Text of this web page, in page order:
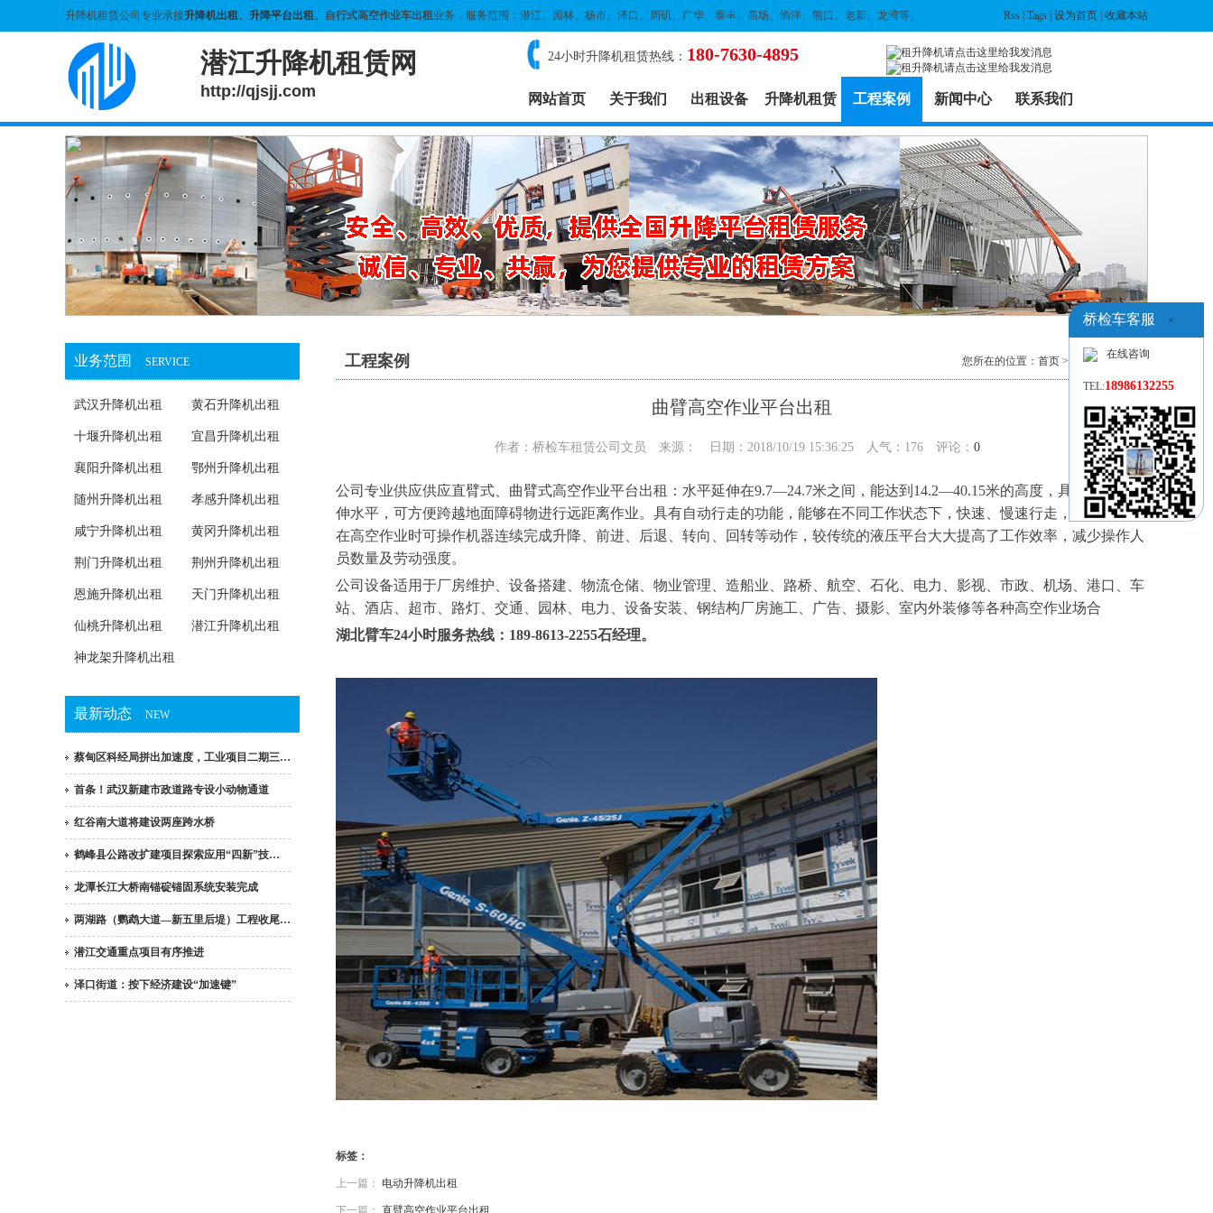
升降机租赁公司专业承接升降机出租、 升降平台出租、自行式高空作业车出租业务，服务范围：潜江、园林、杨市、泽口、周矶、广华、泰丰、高场、渔洋、熊口、老新、龙湾等。 Rss Tags 设为首页 收藏本站
潜江升降机租赁网
http://qjsjj.com
24小时升降机租赁热线： 180-7630-4895
网站首页 关于我们 出租设备 升降机租赁 工程案例 新闻中心 联系我们
业务范围 SERVICE
武汉升降机出租 黄石升降机出租
十堰升降机出租 宜昌升降机出租
襄阳升降机出租 鄂州升降机出租
随州升降机出租 孝感升降机出租
咸宁升降机出租 黄冈升降机出租
荆门升降机出租 荆州升降机出租
恩施升降机出租 天门升降机出租
仙桃升降机出租 潜江升降机出租
神龙架升降机出租
最新动态 NEW
蔡甸区科经局拼出加速度，工业项目二期三…
首条！武汉新建市政道路专设小动物通道
红谷南大道将建设两座跨水桥
鹤峰县公路改扩建项目探索应用“四新”技…
龙潭长江大桥南锚碇锚固系统安装完成
两湖路（鹦鹉大道—新五里后堤）工程收尾…
潜江交通重点项目有序推进
泽口街道：按下经济建设“加速键”
您所在的位置： 首页 > 工程案例> 列表
工程案例
曲臂高空作业平台出租
作者：桥检车租赁公司文员 来源： 日期：2018/10/19 15:36:25 人气： 176 评论： 0
公司专业供应供应直臂式、曲臂式高空作业平台出租：水平延伸在9.7—24.7米之间，能达到14.2—40.15米的高度，具有较强的延
伸水平，可方便跨越地面障碍物进行远距离作业。具有自动行走的功能，能够在不同工作状态下，快速、慢速行走，只需一个人
在高空作业时可操作机器连续完成升降、前进、后退、转向、回转等动作，较传统的液压平台大大提高了工作效率，减少操作人
员数量及劳动强度。
公司设备适用于厂房维护、设备搭建、物流仓储、物业管理、造船业、路桥、航空、石化、电力、影视、市政、机场、港口、车
站、酒店、超市、路灯、交通、园林、电力、设备安装、钢结构厂房施工、广告、摄影、室内外装修等各种高空作业场合
湖北臂车24小时服务热线：189-8613-2255石经理。
标签：
上一篇： 电动升降机出租
下一篇： 直臂高空作业平台出租
桥检车客服 ×
在线咨询
TEL:18986132255